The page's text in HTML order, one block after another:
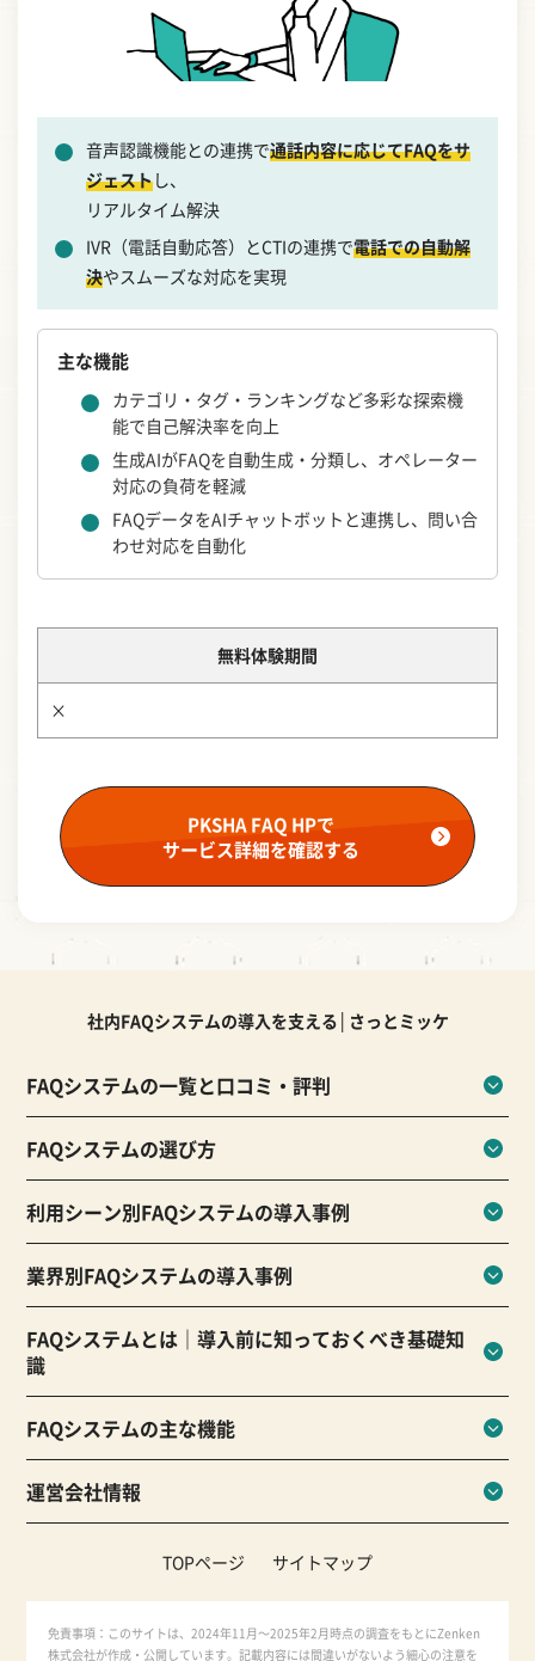
音声認識機能との連携で通話内容に応じてFAQをサ
ジェストし、
リアルタイム解決
IVR（電話自動応答）とCTIの連携で電話での自動解
決やスムーズな対応を実現
主な機能
カテゴリ・タグ・ランキングなど多彩な探索機
能で自己解決率を向上
生成AIがFAQを自動生成・分類し、オペレーター
対応の負荷を軽減
FAQデータをAIチャットボットと連携し、問い合
わせ対応を自動化
無料体験期間
×
PKSHA FAQ HPで
サービス詳細を確認する
社内FAQシステムの導入を支える│さっとミッケ
FAQシステムの一覧と口コミ・評判
FAQシステムの選び方
利用シーン別FAQシステムの導入事例
業界別FAQシステムの導入事例
FAQシステムとは｜導入前に知っておくべき基礎知
識
FAQシステムの主な機能
運営会社情報
TOPページ サイトマップ
免責事項：このサイトは、2024年11月～2025年2月時点の調査をもとにZenken
株式会社が作成・公開しています。記載内容には間違いがないよう細心の注意を